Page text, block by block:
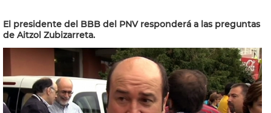
El presidente del BBB del PNV responderá a las preguntas
de Aitzol Zubizarreta.